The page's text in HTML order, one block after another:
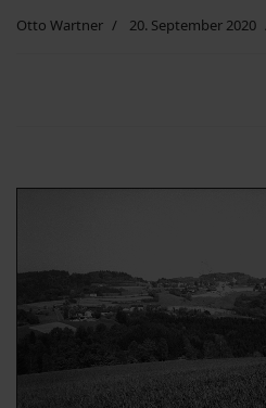
Otto Wartner 20. September 2020